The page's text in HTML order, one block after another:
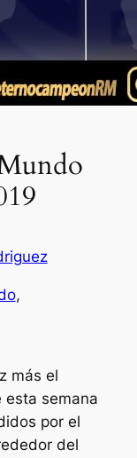
más el
esta semana
por el
del